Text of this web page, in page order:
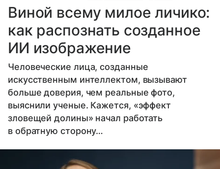
Виной всему милое личико:
как распознать созданное
ИИ изображение
Человеческие лица, созданные
искусственным интеллектом, вызывают
больше доверия, чем реальные фото,
выяснили ученые. Кажется, «эффект
зловещей долины» начал работать
в обратную сторону…